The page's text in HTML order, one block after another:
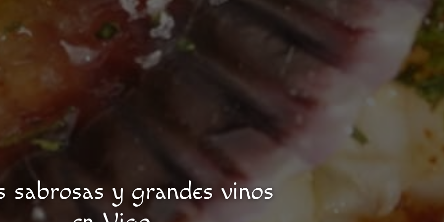
sabrosas y grandes vinos